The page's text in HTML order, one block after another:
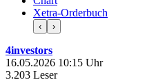
Xetra-Orderbuch
‹ ›
4investors
16.05.2026 10:15 Uhr
3.203 Leser